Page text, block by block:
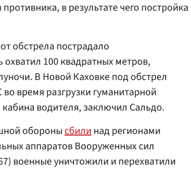
в результате чего постройка
обстрела пострадало
100 квадратных метров,
В Новой Каховке под обстрел
время разгрузки гуманитарной
водителя, заключил Сальдо.
оборонысбилинад регионами
аппаратов Вооруженных сил
военные уничтожили и перехватили